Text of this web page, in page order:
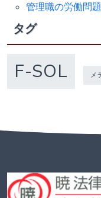
管理職の労働問題
タグ
F-SOL メ